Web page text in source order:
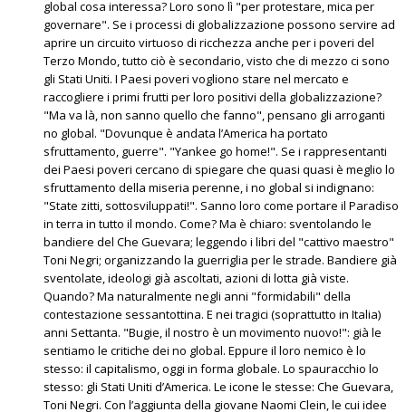
global cosa interessa? Loro sono lì "per protestare, mica per
governare". Se i processi di globalizzazione possono servire ad
aprire un circuito virtuoso di ricchezza anche per i poveri del
Terzo Mondo, tutto ciò è secondario, visto che di mezzo ci sono
gli Stati Uniti. I Paesi poveri vogliono stare nel mercato e
raccogliere i primi frutti per loro positivi della globalizzazione?
"Ma va là, non sanno quello che fanno", pensano gli arroganti
no global. "Dovunque è andata l’America ha portato
sfruttamento, guerre". "Yankee go home!". Se i rappresentanti
dei Paesi poveri cercano di spiegare che quasi quasi è meglio lo
sfruttamento della miseria perenne, i no global si indignano:
"State zitti, sottosviluppati!". Sanno loro come portare il Paradiso
in terra in tutto il mondo. Come? Ma è chiaro: sventolando le
bandiere del Che Guevara; leggendo i libri del "cattivo maestro"
Toni Negri; organizzando la guerriglia per le strade. Bandiere già
sventolate, ideologi già ascoltati, azioni di lotta già viste.
Quando? Ma naturalmente negli anni "formidabili" della
contestazione sessantottina. E nei tragici (soprattutto in Italia)
anni Settanta. "Bugie, il nostro è un movimento nuovo!": già le
sentiamo le critiche dei no global. Eppure il loro nemico è lo
stesso: il capitalismo, oggi in forma globale. Lo spauracchio lo
stesso: gli Stati Uniti d’America. Le icone le stesse: Che Guevara,
Toni Negri. Con l’aggiunta della giovane Naomi Clein, le cui idee